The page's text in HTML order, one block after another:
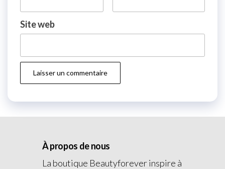
Site web
À propos de nous
La boutique Beautyforever inspire à